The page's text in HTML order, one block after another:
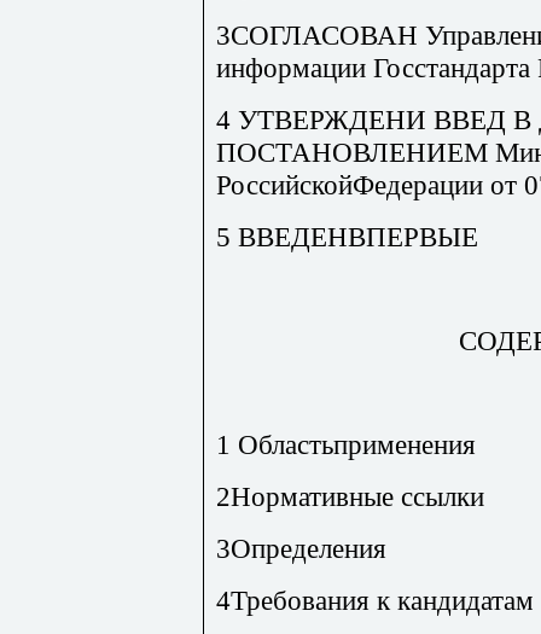
3СОГЛАСОВАН
информации Госстандарта
4 УТВЕРЖДЕНИ ВВЕД
ПОСТАНОВЛЕНИЕМ
РоссийскойФедерации от
5 ВВЕДЕНВПЕРВЫЕ
1 Областьприменения
2Нормативные ссылки
3Определения
4Требования к кандидатам